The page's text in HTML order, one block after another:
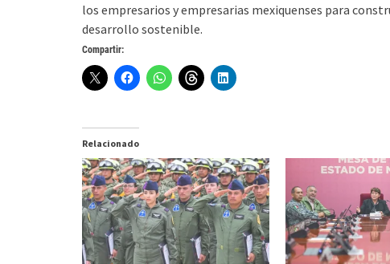
los empresarios y empresarias mexiquenses para
desarrollo sostenible.
Compartir:
Relacionado